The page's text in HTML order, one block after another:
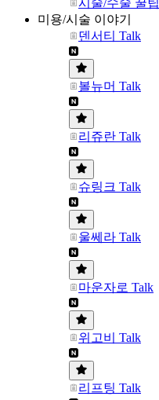
시술/수술 꿀팁
미용/시술 이야기
덴서티 Talk
볼뉴머 Talk
리쥬란 Talk
슈링크 Talk
울쎄라 Talk
마운자로 Talk
위고비 Talk
리프팅 Talk